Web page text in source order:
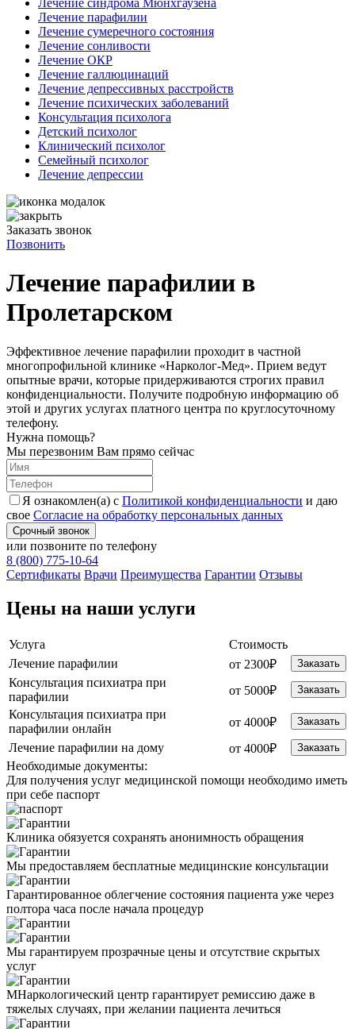
Лечение синдрома Мюнхгаузена
Лечение парафилии
Лечение сумеречного состояния
Лечение сонливости
Лечение ОКР
Лечение галлюцинаций
Лечение депрессивных расстройств
Лечение психических заболеваний
Консультация психолога
Детский психолог
Клинический психолог
Семейный психолог
Лечение депрессии
Заказать звонок
Позвонить
Лечение парафилии в
Пролетарском
Эффективное лечение парафилии проходит в частной
многопрофильной клинике «Нарколог-Мед». Прием ведут
опытные врачи, которые придерживаются строгих правил
конфиденциальности. Получите подробную информацию об
этой и других услугах платного центра по круглосуточному
телефону.
Нужна помощь?
Мы перезвоним Вам прямо сейчас
Я ознакомлен(а) с Политикой конфиденциальности и даю
свое Согласие на обработку персональных данных
Срочный звонок
или позвоните по телефону
8 (800) 775-10-64
Cертификаты Врачи Преимущества Гарантии Отзывы
Цены на наши услуги
Услуга
Стоимость
Лечение парафилии
от 2300₽ Заказать
Консультация психиатра при
парафилии
от 5000₽ Заказать
Консультация психиатра при
парафилии онлайн
от 4000₽ Заказать
Лечение парафилии на дому от 4000₽ Заказать
Необходимые документы:
Для получения услуг медицинской помощи необходимо иметь
при себе паспорт
Клиника обязуется сохранять анонимность обращения
Мы предоставляем бесплатные медицинские консультации
Гарантированное облегчение состояния пациента уже через
полтора часа после начала процедур
Мы гарантируем прозрачные цены и отсутствие скрытых
услуг
МНаркологический центр гарантирует ремиссию даже в
тяжелых случаях, при желании пациента лечиться